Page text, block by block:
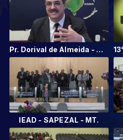
Pr. Dorival de Almeida - MISSÕES TRANSCULTURAIS.
IEAD - SAPEZAL - MT.